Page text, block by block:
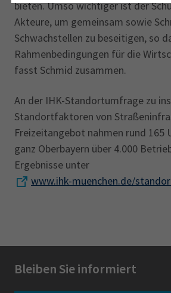
bieten. Umso wichtiger ist der
Akteure, um gemeinsam sowie
Schwachstellen zu beseitigen, so
Rahmenbedingungen für die
fasst Schmid zusammen.
An der IHK-Standortumfrage zu
Standortfaktoren von
Freizeitangebot nahmen rund 165
ganz Oberbayern über 4.000
Ergebnisse unter
www.ihk-muenchen.de/
Bleiben Sie informiert